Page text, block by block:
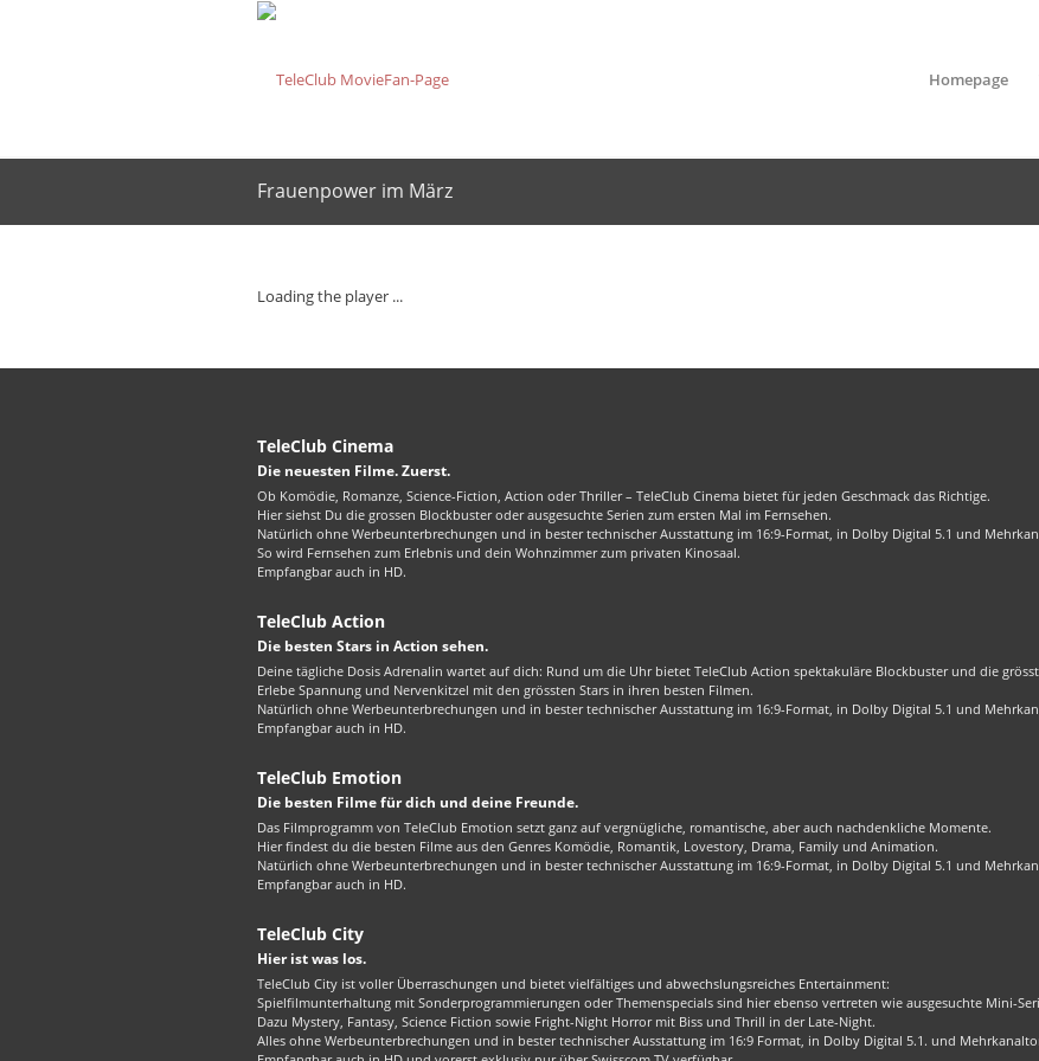
Homepage
Frauenpower im März
Loading the player ...
TeleClub Cinema
Die neuesten Filme. Zuerst.
Ob Komödie, Romanze, Science-Fiction, Action oder Thriller – TeleClub Cinema bietet für jeden Geschmack das Richtige.
Hier siehst Du die grossen Blockbuster oder ausgesuchte Serien zum ersten Mal im Fernsehen.
Natürlich ohne Werbeunterbrechungen und in bester technischer Ausstattung im 16:9-Format, in Dolby Digital 5.1 und
So wird Fernsehen zum Erlebnis und dein Wohnzimmer zum privaten Kinosaal.
Empfangbar auch in HD.
TeleClub Action
Die besten Stars in Action sehen.
Deine tägliche Dosis Adrenalin wartet auf dich: Rund um die Uhr bietet TeleClub Action spektakuläre Blockbuster und die
Erlebe Spannung und Nervenkitzel mit den grössten Stars in ihren besten Filmen.
Natürlich ohne Werbeunterbrechungen und in bester technischer Ausstattung im 16:9-Format, in Dolby Digital 5.1 und
Empfangbar auch in HD.
TeleClub Emotion
Die besten Filme für dich und deine Freunde.
Das Filmprogramm von TeleClub Emotion setzt ganz auf vergnügliche, romantische, aber auch nachdenkliche Momente.
Hier findest du die besten Filme aus den Genres Komödie, Romantik, Lovestory, Drama, Family und Animation.
Natürlich ohne Werbeunterbrechungen und in bester technischer Ausstattung im 16:9-Format, in Dolby Digital 5.1 und
Empfangbar auch in HD.
TeleClub City
Hier ist was los.
TeleClub City ist voller Überraschungen und bietet vielfältiges und abwechslungsreiches Entertainment:
Spielfilmunterhaltung mit Sonderprogrammierungen oder Themenspecials sind hier ebenso vertreten wie ausgesuchte Mini-
Dazu Mystery, Fantasy, Science Fiction sowie Fright-Night Horror mit Biss und Thrill in der Late-Night.
Alles ohne Werbeunterbrechungen und in bester technischer Ausstattung im 16:9 Format, in Dolby Digital 5.1. und